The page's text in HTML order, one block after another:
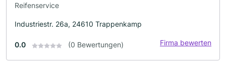
Reifenservice
Industriestr. 26a, 24610 Trappenkamp
0.0 (0 Bewertungen) Firma bewerten